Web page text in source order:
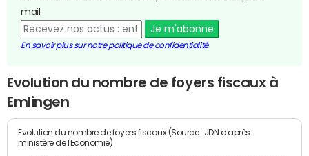
mail.
Je m'abonne
En savoir plus sur notre politique de confidentialité
Evolution du nombre de foyers fiscaux à
Emlingen
Evolution du nombre de foyers fiscaux (Source : JDN d'après
ministère de l'Economie)